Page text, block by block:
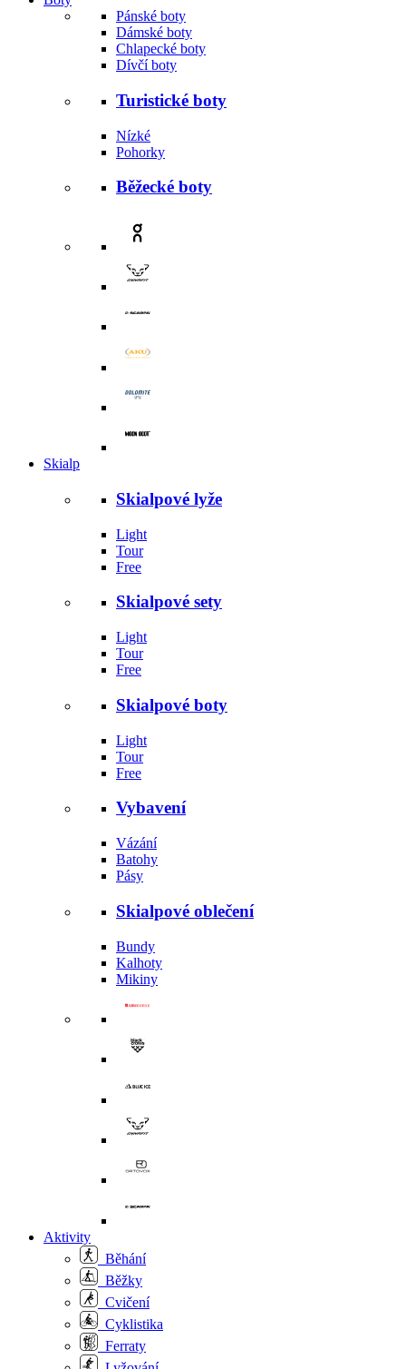
Pánské boty
Dámské boty
Chlapecké boty
Dívčí boty
Turistické boty
Nízké
Pohorky
Běžecké boty
Skialp
Skialpové lyže
Light
Tour
Free
Skialpové sety
Light
Tour
Free
Skialpové boty
Light
Tour
Free
Vybavení
Vázání
Batohy
Pásy
Skialpové oblečení
Bundy
Kalhoty
Mikiny
Aktivity
Běhání
Běžky
Cvičení
Cyklistika
Ferraty